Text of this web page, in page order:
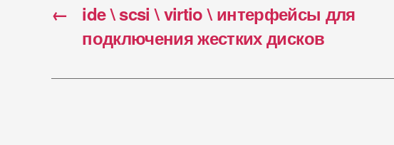
←
ide \ scsi \ virtio \ интерфейсы для
подключения жестких дисков